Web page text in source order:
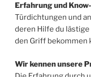
Erfahrung und
Türdichtungen und
deren Hilfe du
den Griff bekommen
Wir kennen unsere